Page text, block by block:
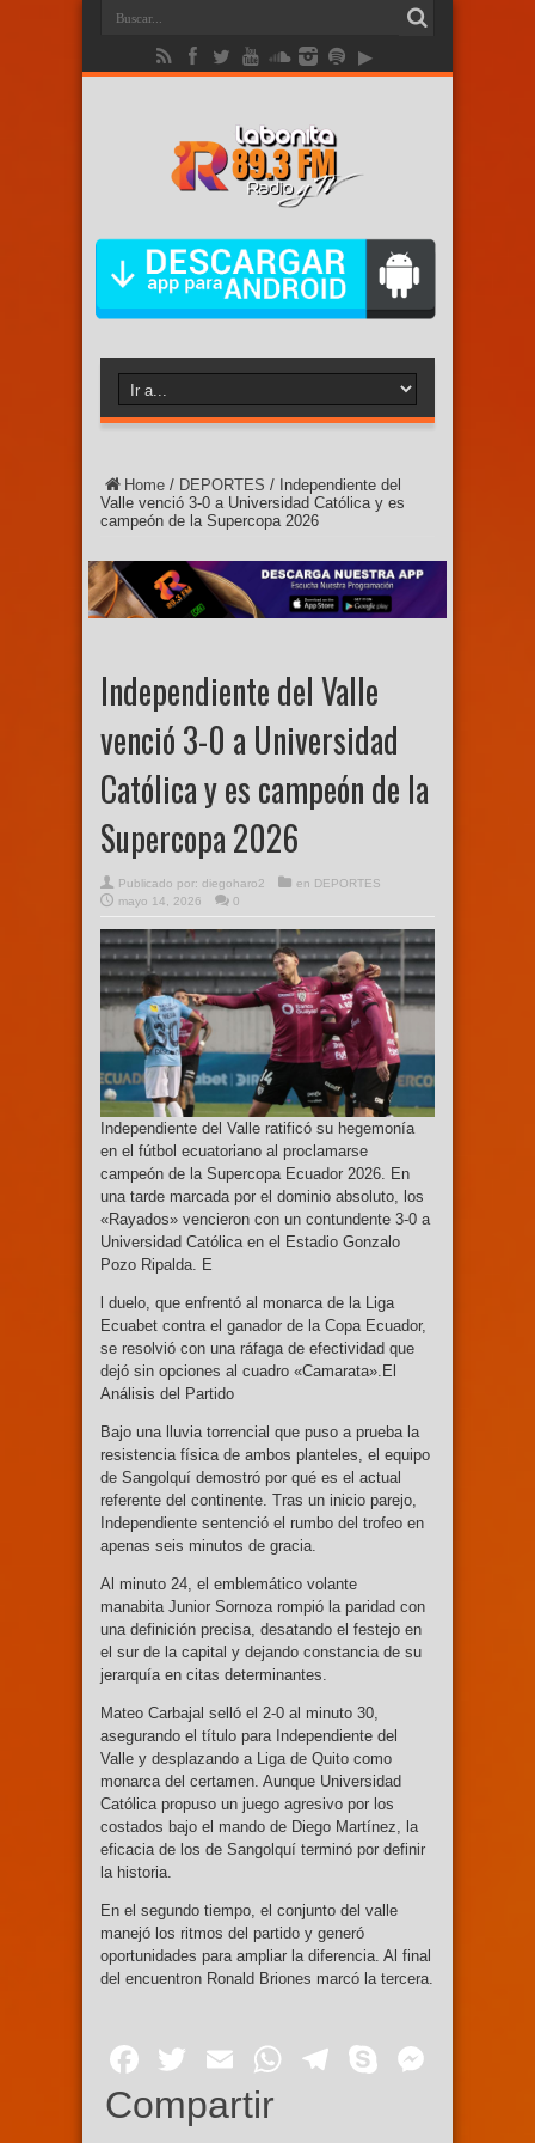
Home / DEPORTES / Independiente del
Valle venció 3-0 a Universidad Católica y es
campeón de la Supercopa 2026
Independiente del Valle
venció 3-0 a Universidad
Católica y es campeón de la
Supercopa 2026
Publicado por: diegoharo2 en DEPORTES
mayo 14, 2026
0
Independiente del Valle ratificó su hegemonía
en el fútbol ecuatoriano al proclamarse
campeón de la Supercopa Ecuador 2026. En
una tarde marcada por el dominio absoluto, los
«Rayados» vencieron con un contundente 3-0 a
Universidad Católica en el Estadio Gonzalo
Pozo Ripalda. E
l duelo, que enfrentó al monarca de la Liga
Ecuabet contra el ganador de la Copa Ecuador,
se resolvió con una ráfaga de efectividad que
dejó sin opciones al cuadro «Camarata».El
Análisis del Partido
Bajo una lluvia torrencial que puso a prueba la
resistencia física de ambos planteles, el equipo
de Sangolquí demostró por qué es el actual
referente del continente. Tras un inicio parejo,
Independiente sentenció el rumbo del trofeo en
apenas seis minutos de gracia.
Al minuto 24, el emblemático volante
manabita Junior Sornoza rompió la paridad con
una definición precisa, desatando el festejo en
el sur de la capital y dejando constancia de su
jerarquía en citas determinantes.
Mateo Carbajal selló el 2-0 al minuto 30,
asegurando el título para Independiente del
Valle y desplazando a Liga de Quito como
monarca del certamen. Aunque Universidad
Católica propuso un juego agresivo por los
costados bajo el mando de Diego Martínez, la
eficacia de los de Sangolquí terminó por definir
la historia.
En el segundo tiempo, el conjunto del valle
manejó los ritmos del partido y generó
oportunidades para ampliar la diferencia. Al final
del encuentron Ronald Briones marcó la tercera.
Facebook
Twitter
EmailWhatsApp
Telegram
Skype
Compartir